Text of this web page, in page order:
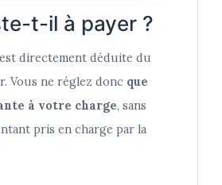
t-il à payer ?
est directement déduite du
Vous ne réglez donc que
à votre charge, sans
pris en charge par la